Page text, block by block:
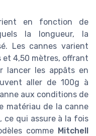
en fonction de
la longueur, la
Les cannes varient
et 4,50 mètres, offrant
lancer les appâts en
aller de 100g à
aux conditions de
matériau de la canne
ce qui assure à la fois
comme Mitchell